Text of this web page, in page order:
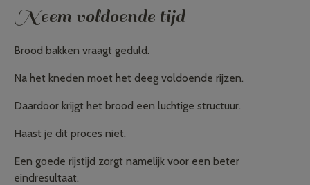
Neem voldoende tijd
Brood bakken vraagt geduld.
Na het kneden moet het deeg voldoende rijzen.
Daardoor krijgt het brood een luchtige structuur.
Haast je dit proces niet.
Een goede rijstijd zorgt namelijk voor een beter
eindresultaat.